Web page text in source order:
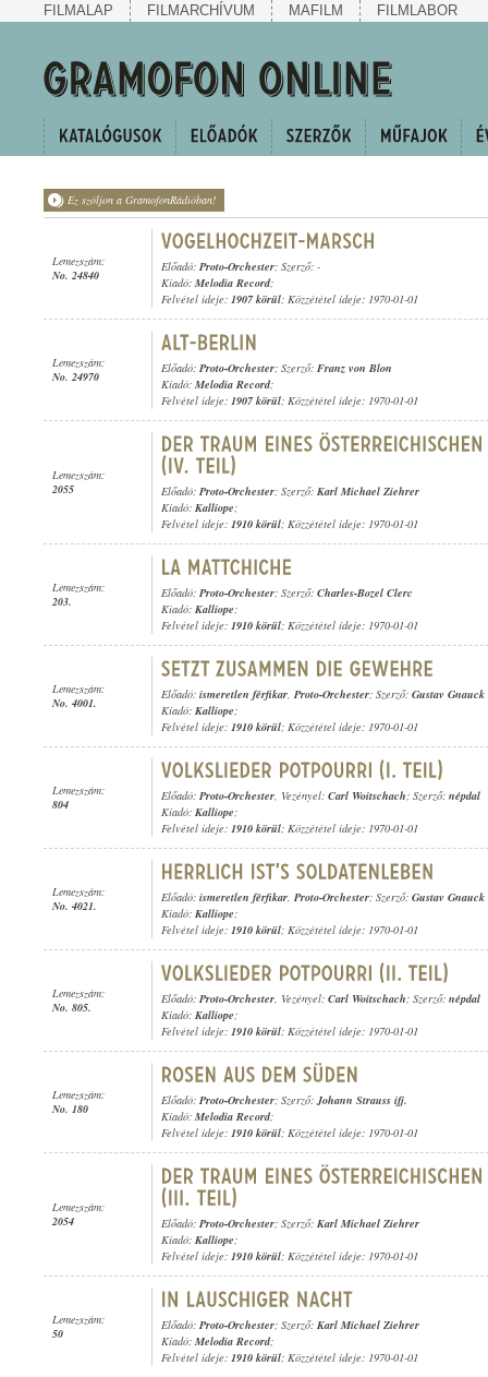
FILMALAP FILMARCHÍVUM MAFILM FILMLABOR
Ez szóljon a GramofonRádióban!
Lemezszám:
No. 24840
Előadó: Proto-Orchester; Szerző: -
Kiadó: Melodia Record;
Felvétel ideje: 1907 körül; Közzététel ideje: 1970-01-01
Lemezszám:
No. 24970
Előadó: Proto-Orchester; Szerző: Franz von Blon
Kiadó: Melodia Record;
Felvétel ideje: 1907 körül; Közzététel ideje: 1970-01-01
Lemezszám:
2055
Előadó: Proto-Orchester; Szerző: Karl Michael Ziehrer
Kiadó: Kalliope;
Felvétel ideje: 1910 körül; Közzététel ideje: 1970-01-01
Lemezszám:
203.
Előadó: Proto-Orchester; Szerző: Charles-Bozel Clerc
Kiadó: Kalliope;
Felvétel ideje: 1910 körül; Közzététel ideje: 1970-01-01
Lemezszám:
No. 4001.
Előadó: ismeretlen férfikar, Proto-Orchester; Szerző: Gustav Gnauck
Kiadó: Kalliope;
Felvétel ideje: 1910 körül; Közzététel ideje: 1970-01-01
Lemezszám:
804
Előadó: Proto-Orchester, Vezényel: Carl Woitschach; Szerző: népdal
Kiadó: Kalliope;
Felvétel ideje: 1910 körül; Közzététel ideje: 1970-01-01
Lemezszám:
No. 4021.
Előadó: ismeretlen férfikar, Proto-Orchester; Szerző: Gustav Gnauck
Kiadó: Kalliope;
Felvétel ideje: 1910 körül; Közzététel ideje: 1970-01-01
Lemezszám:
No. 805.
Előadó: Proto-Orchester, Vezényel: Carl Woitschach; Szerző: népdal
Kiadó: Kalliope;
Felvétel ideje: 1910 körül; Közzététel ideje: 1970-01-01
Lemezszám:
No. 180
Előadó: Proto-Orchester; Szerző:Johann Strauss ifj.
Kiadó: Melodia Record;
Felvétel ideje: 1910 körül; Közzététel ideje: 1970-01-01
Lemezszám:
2054
Előadó: Proto-Orchester; Szerző: Karl Michael Ziehrer
Kiadó: Kalliope;
Felvétel ideje: 1910 körül; Közzététel ideje: 1970-01-01
Lemezszám:
50
Előadó: Proto-Orchester; Szerző: Karl Michael Ziehrer
Kiadó: Melodia Record;
Felvétel ideje: 1910 körül; Közzététel ideje: 1970-01-01